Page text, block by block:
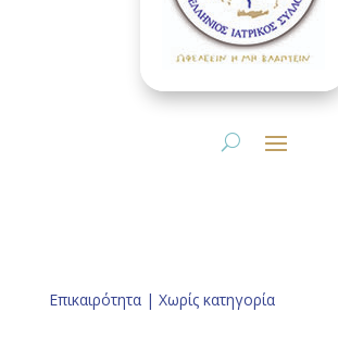
Επικαιρότητα| Χωρίς κατηγορία